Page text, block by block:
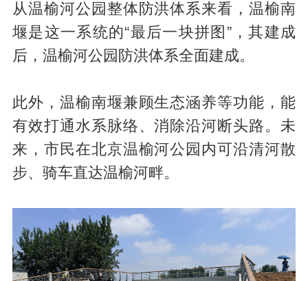
从温榆河公园整体防洪体系来看，温榆南
堰是这一系统的“最后一块拼图”，其建成
后，温榆河公园防洪体系全面建成。
此外，温榆南堰兼顾生态涵养等功能，能
有效打通水系脉络、消除沿河断头路。未
来，市民在北京温榆河公园内可沿清河散
步、骑车直达温榆河畔。